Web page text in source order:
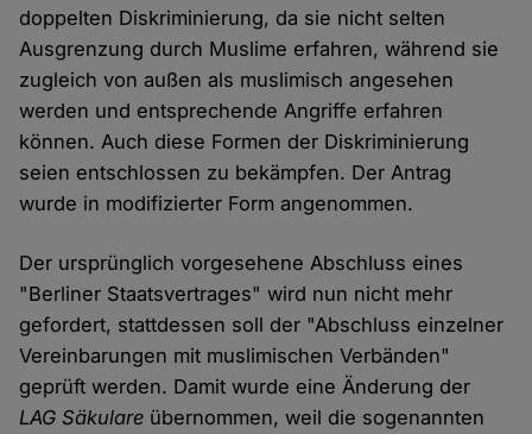
doppelten Diskriminierung, da sie nicht selten
Ausgrenzung durch Muslime erfahren, während sie
zugleich von außen als muslimisch angesehen
werden und entsprechende Angriffe erfahren
können. Auch diese Formen der Diskriminierung
seien entschlossen zu bekämpfen. Der Antrag
wurde in modifizierter Form angenommen.
Der ursprünglich vorgesehene Abschluss eines
"Berliner Staatsvertrages" wird nun nicht mehr
gefordert, stattdessen soll der "Abschluss einzelner
Vereinbarungen mit muslimischen Verbänden"
geprüft werden. Damit wurde eine Änderung der
LAG Säkulare übernommen, weil die sogenannten